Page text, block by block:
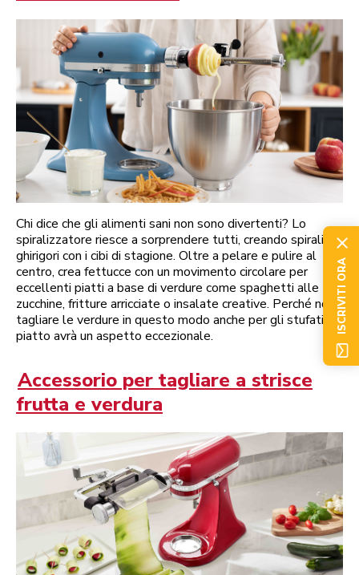
Chi dice che gli alimenti sani non sono divertenti? Lo
spiralizzatore riesce a sorprendere tutti, creando spirali e
ghirigori con i cibi di stagione. Oltre a pelare e pulire al
centro, crea fettucce con un movimento circolare per
eccellenti piatti a base di verdure come spaghetti alle
zucchine, fritture arricciate o insalate creative. Perché non
tagliare le verdure in questo modo anche per gli stufati? Il
piatto avrà un aspetto eccezionale.
Accessorio per tagliare a strisce
frutta e verdura
ISCRIVITI ORA